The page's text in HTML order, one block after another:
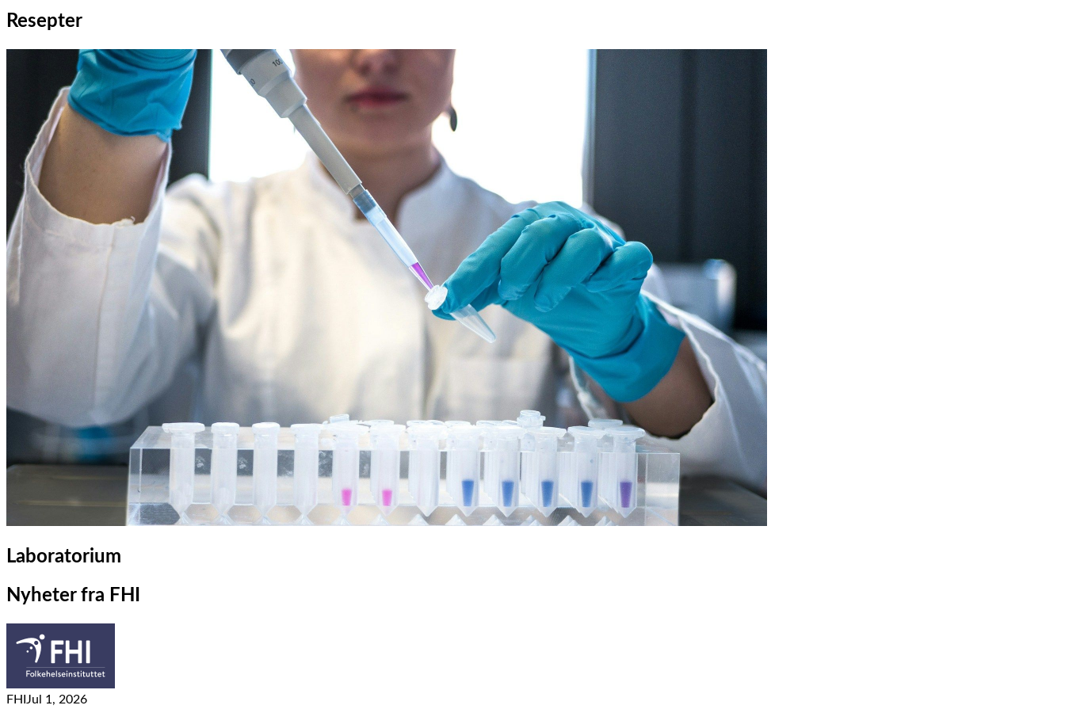
Resepter
Laboratorium
Nyheter fra FHI
FHI Jul 1, 2026